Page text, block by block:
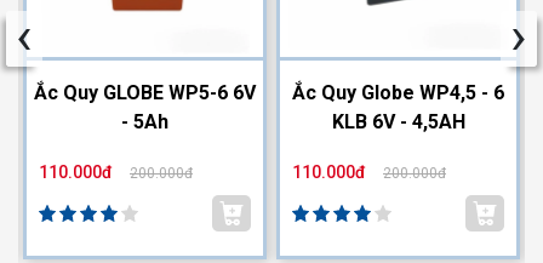
Ắc Quy GLOBE WP5-6 6V
- 5Ah
110.000đ 200.000đ
Ắc Quy Globe WP4,5 - 6
KLB 6V - 4,5AH
110.000đ 200.000đ
‹ ›